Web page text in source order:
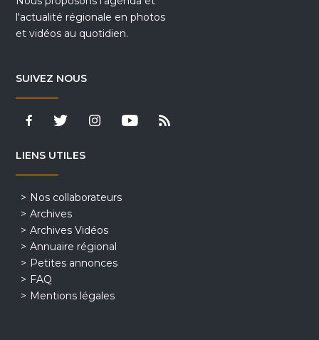
l'actualité régionale en photos
et vidéos au quotidien.
SUIVEZ NOUS
LIENS UTILES
Nos collaborateurs
Archives
Archives Vidéos
Annuaire régional
Petites annonces
FAQ
Mentions légales